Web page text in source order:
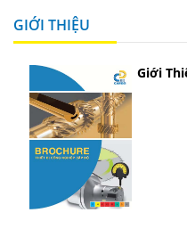
GIỚI THIỆU
Giới